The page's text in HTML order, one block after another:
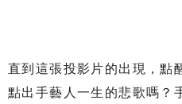
直到這張投影片的出現，點
點出手藝人一生的悲歌嗎？